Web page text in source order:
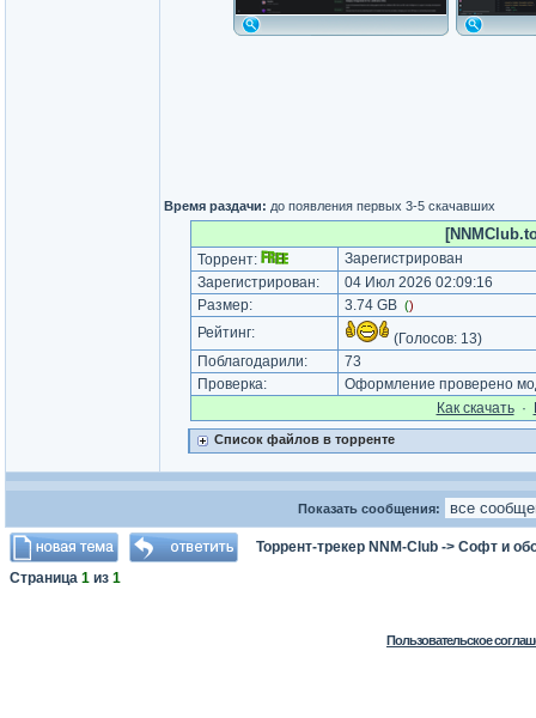
Время раздачи: до появления первых 3-5 скачавших
Торрент:
Зарегистрирован
Зарегистрирован:
04 Июл 2026 02:09:16
Размер:
3.74 GB ()
Рейтинг: (Голосов: 13)
Поблагодарили:
73
Проверка:
Оформление проверено
Как cкачать·
Список файлов в торренте
Показать сообщения:
Торрент-трекер NNM-Club -> Софт и
Страница 1 из 1
Пользовательское